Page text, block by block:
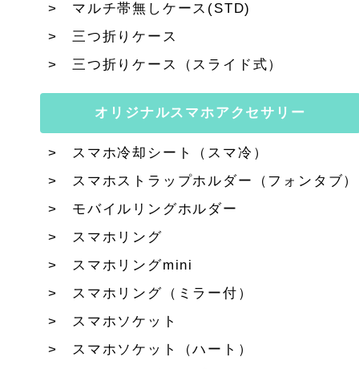
マルチ帯無しケース(STD)
三つ折りケース
三つ折りケース（スライド式）
オリジナルスマホアクセサリー
スマホ冷却シート（スマ冷）
スマホストラップホルダー（フォンタブ）
モバイルリングホルダー
スマホリング
スマホリングmini
スマホリング（ミラー付）
スマホソケット
スマホソケット（ハート）